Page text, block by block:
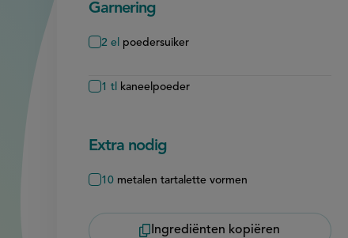
Garnering
2 el poedersuiker
1 tl kaneelpoeder
Extra nodig
10 metalen tartalette vormen
Ingrediënten kopiëren